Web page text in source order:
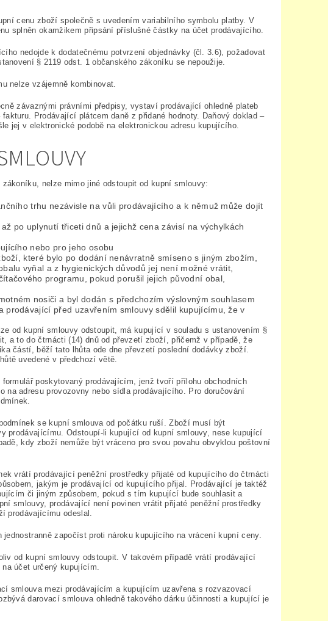
cenu zboží společně s uvedením variabilního symbolu platby. V
splněn okamžikem připsání příslušné částky na účet prodávajícího.
nedojde k dodatečnému potvrzení objednávky (čl. 3.6), požadovat
§ 2119 odst. 1 občanského zákoníku se nepoužije.
nelze vzájemně kombinovat.
závaznými právními předpisy, vystaví prodávající ohledně plateb
Prodávající plátcem daně z přidané hodnoty. Daňový doklad –
jej v elektronické podobě na elektronickou adresu kupujícího.
nelze mimo jiné odstoupit od kupní smlouvy:
trhu nezávisle na vůli prodávajícího a k němuž může dojít
po uplynutí třiceti dnů a jejichž cena závisí na výchylkách
nebo pro jeho osobu
které bylo po dodání nenávratně smíseno s jiným zbožím,
vyňal a z hygienických důvodů jej není možné vrátit,
programu, pokud porušil jejich původní obal,
nosiči a byl dodán s předchozím výslovným souhlasem
před uzavřením smlouvy sdělil kupujícímu, že v
od kupní smlouvy odstoupit, má kupující v souladu s ustanovením §
a to do čtrnácti (14) dnů od převzetí zboží, přičemž v případě, že
částí, běží tato lhůta ode dne převzetí poslední dodávky zboží.
uvedené v předchozí větě.
poskytovaný prodávajícím, jenž tvoří přílohu obchodních
adresu provozovny nebo sídla prodávajícího. Pro doručování
se kupní smlouva od počátku ruší. Zboží musí být
prodávajícímu. Odstoupí-li kupující od kupní smlouvy, nese kupující
kdy zboží nemůže být vráceno pro svou povahu obvyklou poštovní
vrátí prodávající peněžní prostředky přijaté od kupujícího do čtrnácti
jakým je prodávající od kupujícího přijal. Prodávající je taktéž
či jiným způsobem, pokud s tím kupující bude souhlasit a
smlouvy, prodávající není povinen vrátit přijaté peněžní prostředky
prodávajícímu odeslal.
započíst proti nároku kupujícího na vrácení kupní ceny.
od kupní smlouvy odstoupit. V takovém případě vrátí prodávající
účet určený kupujícím.
smlouva mezi prodávajícím a kupujícím uzavřena s rozvazovací
darovací smlouva ohledně takového dárku účinnosti a kupující je